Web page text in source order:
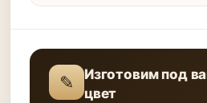
✎
Изготовим под
цвет